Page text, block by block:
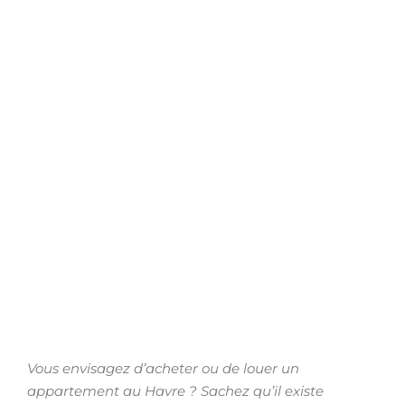
Vous envisagez d’acheter ou de louer un
appartement au Havre ? Sachez qu’il existe